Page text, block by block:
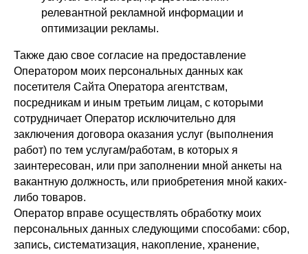
релевантной рекламной информации и
оптимизации рекламы.
Также даю свое согласие на предоставление
Оператором моих персональных данных как
посетителя Сайта Оператора агентствам,
посредникам и иным третьим лицам, с которыми
сотрудничает Оператор исключительно для
заключения договора оказания услуг (выполнения
работ) по тем услугам/работам, в которых я
заинтересован, или при заполнении мной анкеты на
вакантную должность, или приобретения мной каких-
либо товаров.
Оператор вправе осуществлять обработку моих
персональных данных следующими способами: сбор,
запись, систематизация, накопление, хранение,